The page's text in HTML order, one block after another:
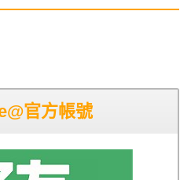
官方帳號